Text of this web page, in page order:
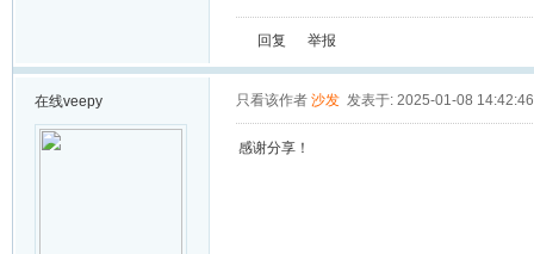
回复 举报
在线veepy 只看该作者 沙发 发表于: 2025-01-08 14:42:46
感谢分享！